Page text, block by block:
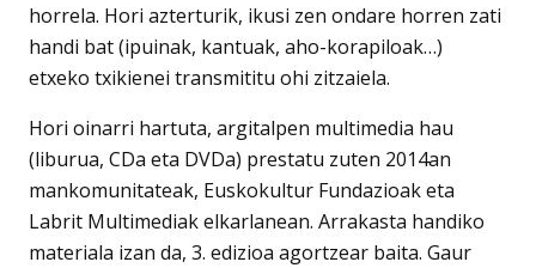
horrela. Hori azterturik, ikusi zen ondare horren zati
handi bat (ipuinak, kantuak, aho-korapiloak…)
etxeko txikienei transmititu ohi zitzaiela.
Hori oinarri hartuta, argitalpen multimedia hau
(liburua, CDa eta DVDa) prestatu zuten 2014an
mankomunitateak, Euskokultur Fundazioak eta
Labrit Multimediak elkarlanean. Arrakasta handiko
materiala izan da, 3. edizioa agortzear baita. Gaur